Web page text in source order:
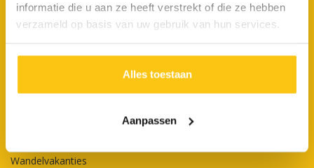
informatie die u aan ze heeft verstrekt of die ze hebben
verzameld op basis van uw gebruik van hun services.
Alles toestaan
Aanpassen
• FietsCruisevakantie
• Fietsvakantie Nederland
• 10 mooiste fietsroutes (D)
• Fietsvakantie Oostenrijk
Wandelvakanties